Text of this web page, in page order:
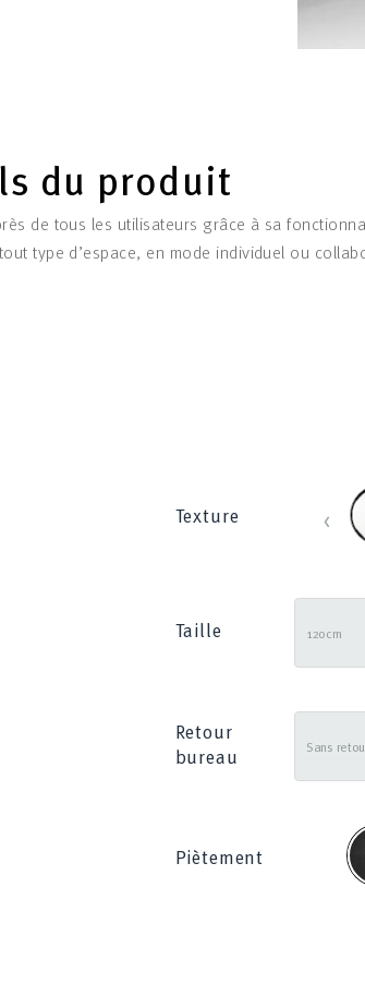
du produit
de tous les utilisateurs grâce à sa
type d’espace, en mode individuel ou
Texture ‹
Taille
Retour
bureau
Piètement